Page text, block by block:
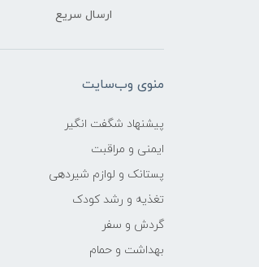
ارسال سریع
منوی وب‌سایت
پیشنهاد شگفت انگیر
ایمنی و مراقبت
پستانک و لوازم شیردهی
تغذیه و رشد کودک
گردش و سفر
بهداشت و حمام